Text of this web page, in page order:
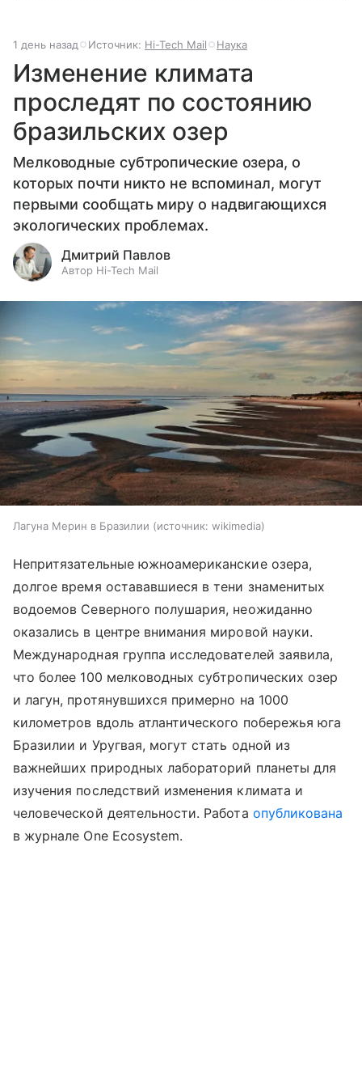
1 день назад Источник: Hi-Tech Mail Наука
Изменение климата
проследят по состоянию
бразильских озер
Мелководные субтропические озера, о
которых почти никто не вспоминал, могут
первыми сообщать миру о надвигающихся
экологических проблемах.
Дмитрий Павлов
Автор Hi-Tech Mail
Лагуна Мерин в Бразилии источник: wikimedia
Непритязательные южноамериканские озера,
долгое время остававшиеся в тени знаменитых
водоемов Северного полушария, неожиданно
оказались в центре внимания мировой науки.
Международная группа исследователей заявила,
что более 100 мелководных субтропических озер
и лагун, протянувшихся примерно на 1000
километров вдоль атлантического побережья юга
Бразилии и Уругвая, могут стать одной из
важнейших природных лабораторий планеты для
изучения последствий изменения климата и
человеческой деятельности. Работа опубликована
в журнале One Ecosystem.